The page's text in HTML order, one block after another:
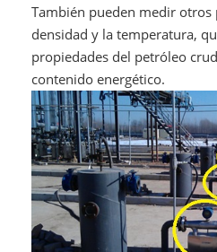
También pueden medir
densidad y la temperatura,
propiedades del petróleo
contenido energético.